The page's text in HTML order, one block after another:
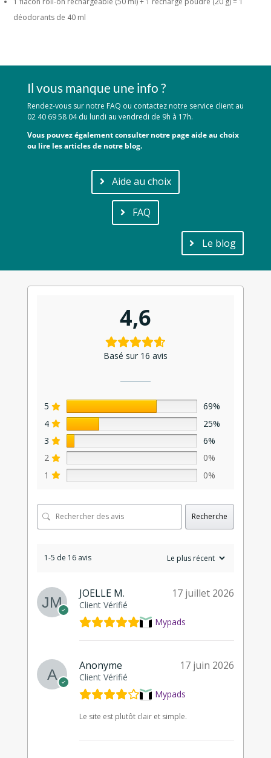
déodorants de 40 ml
Il vous manque une info ?
Rendez-vous sur notre FAQ ou contactez notre service client au
02 40 69 58 04 du lundi au vendredi de 9h à 17h.
Vous pouvez également consulter notre page aide au choix
ou lire les articles de notre blog.
Aide au choix
FAQ
Le blog
4,6
Basé sur 16 avis
5
69%
4
25%
3
6%
2
0%
1
0%
Recherche
1-5 de 16 avis
JOELLE M.
Client Vérifié
17 juillet 2026
Mypads
Anonyme
Client Vérifié
17 juin 2026
Mypads
Le site est plutôt clair et simple.